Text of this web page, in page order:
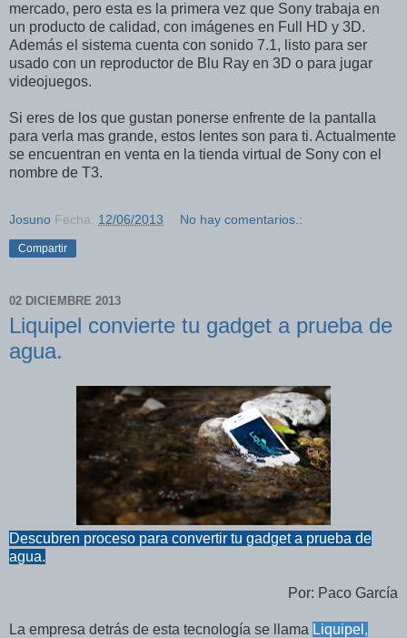
mercado, pero esta es la primera vez que Sony trabaja en
un producto de calidad, con imágenes en Full HD y 3D.
Además el sistema cuenta con sonido 7.1, listo para ser
usado con un reproductor de Blu Ray en 3D o para jugar
videojuegos.
Si eres de los que gustan ponerse enfrente de la pantalla
para verla mas grande, estos lentes son para ti. Actualmente
se encuentran en venta en la tienda virtual de Sony con el
nombre de T3.
Josuno Fecha: 12/06/2013 No hay comentarios.:
Compartir
02 DICIEMBRE 2013
Liquipel convierte tu gadget a prueba de
agua.
Descubren proceso para convertir tu gadget a prueba de
agua.
Por: Paco García
La empresa detrás de esta tecnología se llama Liquipel,